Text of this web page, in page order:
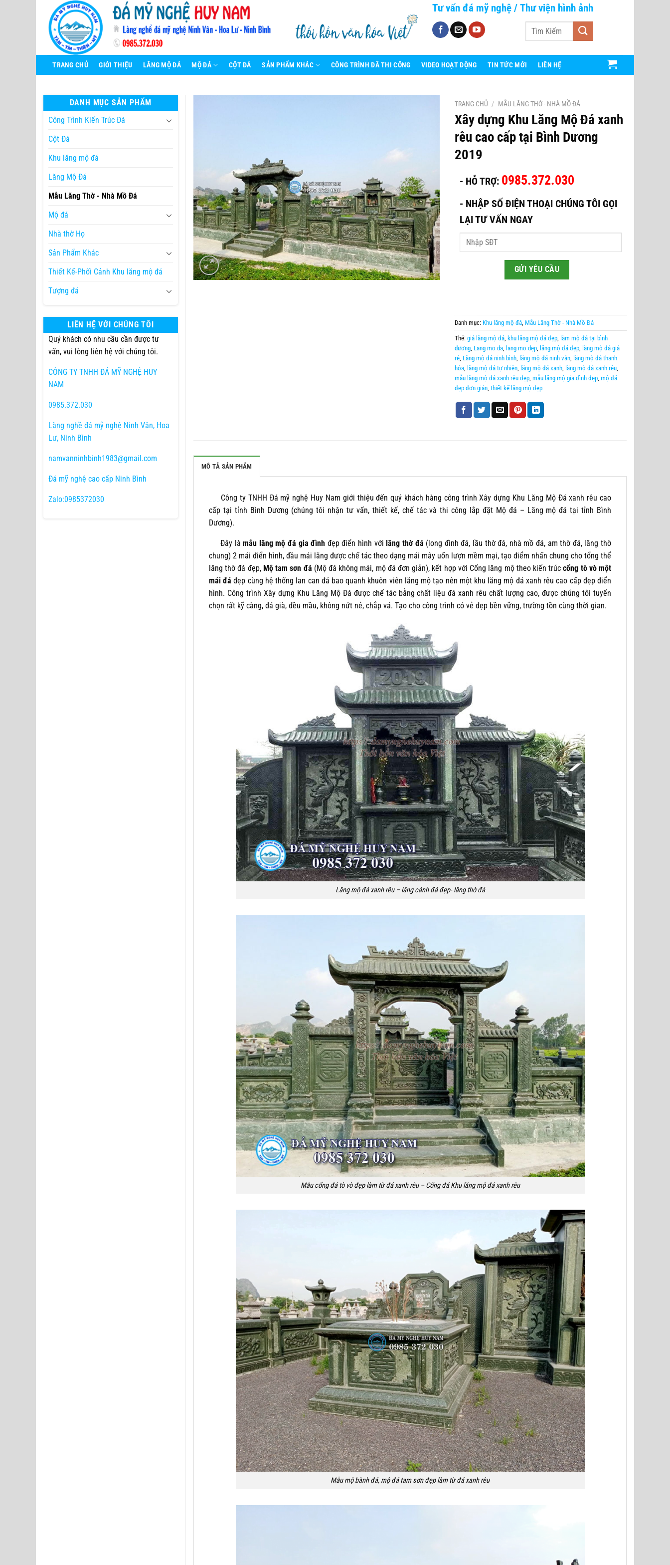
Tư vấn đá mỹ nghệ/ Thư viện hình ảnh
Tìm
TRANG CHỦ GIỚI THIỆU LĂNG MỘ ĐÁ MỘ ĐÁ CỘT ĐÁ SẢN PHẨM KHÁC CÔNG TRÌNH ĐÃ THI CÔNG VIDEO HOẠT ĐỘNG TIN TỨC MỚI LIÊN HỆ
DANH MỤC SẢN PHẨM
Công Trình Kiến Trúc Đá
Cột Đá
Khu lăng mộ đá
Lăng Mộ Đá
Mẫu Lăng Thờ - Nhà Mồ Đá
Mộ đá
Nhà thờ Họ
Sản Phẩm Khác
Thiết Kế-Phối Cảnh Khu lăng mộ đá
Tượng đá
LIÊN HỆ VỚI CHÚNG TÔI
Quý khách có nhu cầu cần được tư
vấn, vui lòng liên hệ với chúng tôi.
CÔNG TY TNHH ĐÁ MỸ NGHỆ HUY
NAM
0985.372.030
Làng nghề đá mỹ nghệ Ninh Vân, Hoa
Lư, Ninh Bình
namvanninhbinh1983@gmail.com
Đá mỹ nghệ cao cấp Ninh Bình
Zalo:0985372030
TRANG CHỦ / MẪU LĂNG THỜ - NHÀ MỒ ĐÁ
Xây dựng Khu Lăng Mộ Đá xanh
rêu cao cấp tại Bình Dương
2019
- HỖ TRỢ: 0985.372.030
- NHẬP SỐ ĐIỆN THOẠI CHÚNG TÔI GỌI
LẠI TƯ VẤN NGAY
Danh mục: Khu lăng mộ đá Mẫu Lăng Thờ - Nhà Mồ Đá
Thẻ:giá lăng mộ đá ,khu lăng mộ đá đẹp làm mộ đá tại bình
dương Lang mo da lang mo dẹp lăng mộ đá đẹp lăng mộ đá giá
rẻ Lăng mộ đá ninh bình lăng mộ đá ninh vân lăng mộ đá thanh
hóa lăng mộ đá tự nhiên lăng mộ đá xanh lăng mộ đá xanh rêu
mẫu lăng mộ đá xanh rêu đẹp ,mẫu lăng mộ gia đình đẹp ,mộ đá
đẹp đơn giản ,thiết kế lăng mộ đẹp
MÔ TẢ SẢN PHẨM
Công ty TNHH Đá mỹ nghệ Huy Nam giới thiệu đến quý khách hàng công trình Xây dựng Khu Lăng Mộ Đá xanh rêu cao
cấp tại tỉnh Bình Dương (chúng tôi nhận tư vấn, thiết kế, chế tác và thi công lắp đặt Mộ đá – Lăng mộ đá tại tỉnh Bình
Dương).
Đây làmẫu lăng mộ đá gia đình đẹp điển hình với lăng thờ đá (long đình đá, lầu thờ đá, nhà mồ đá, am thờ đá, lăng thờ
chung) 2 mái điển hình, đầu mái lăng được chế tác theo dạng mái mây uốn lượn mềm mại, tạo điểm nhấn chung cho tổng thể
lăng thờ đá đẹp, Mộ tam sơn đá (Mộ đá không mái, mộ đá đơn giản), kết hợp với Cổng lăng mộ theo kiến trúccổng tò vò một
mái đá đẹp cùng hệ thống lan can đá bao quanh khuôn viên lăng mộ tạo nên một khu lăng mộ đá xanh rêu cao cấp đẹp điển
hình. Công trình Xây dựng Khu Lăng Mộ Đá được chế tác bằng chất liệu đá xanh rêu chất lượng cao, được chúng tôi tuyển
chọn rất kỹ càng, đá già, đều mầu, không nứt nẻ, chắp vá. Tạo cho công trình có vẻ đẹp bền vững, trường tồn cùng thời gian.
Lăng mộ đá xanh rêu – lăng cánh đá đẹp- lăng thờ đá
Mẫu cổng đá tò vò đẹp làm từ đá xanh rêu – Cổng đá Khu lăng mộ đá xanh rêu
Mẫu mộ bành đá, mộ đá tam sơn đẹp làm từ đá xanh rêu